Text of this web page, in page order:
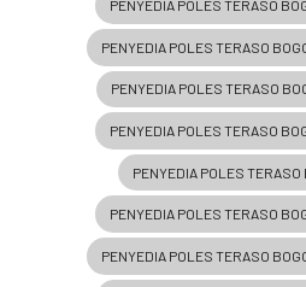
PENYEDIA POLES TERASO
PENYEDIA POLES TERASO
PENYEDIA POLES TERASO
PENYEDIA POLES TERASO
PENYEDIA POLES TERASO
PENYEDIA POLES TERASO
PENYEDIA POLES TERASO